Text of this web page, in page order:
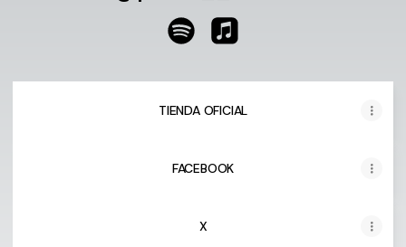
TIENDA OFICIAL
FACEBOOK
X